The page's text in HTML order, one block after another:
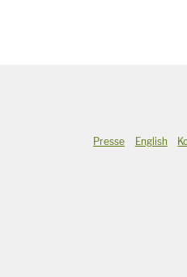
Presse English